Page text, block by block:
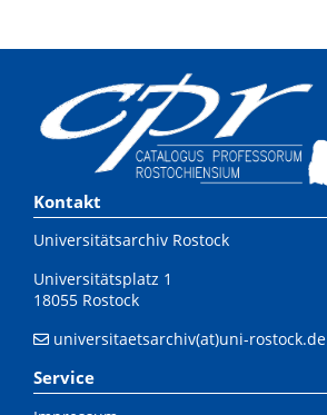
Kontakt
Universitätsarchiv Rostock
Universitätsplatz 1
18055 Rostock
universitaetsarchiv(at)uni-rostock.de
Service